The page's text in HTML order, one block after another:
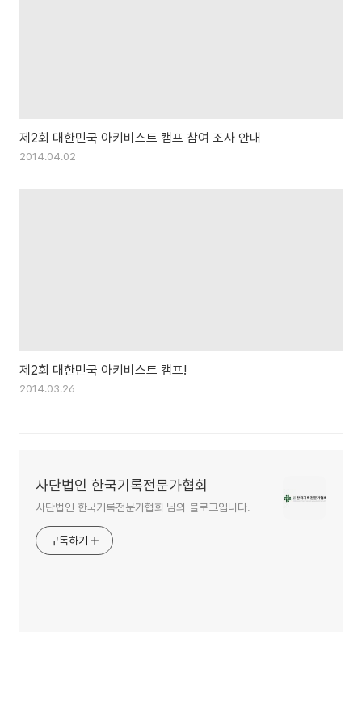
제2회 대한민국 아키비스트 캠프 참여 조사 안내
2014.04.02
제2회 대한민국 아키비스트 캠프!
2014.03.26
사단법인 한국기록전문가협회
사단법인 한국기록전문가협회 님의 블로그입니다.
구독하기